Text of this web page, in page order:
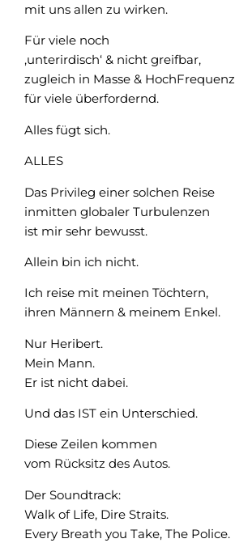
mit uns allen zu wirken.
Für viele noch
‚unterirdisch‘ & nicht greifbar,
zugleich in Masse & HochFrequenz
für viele überfordernd.
Alles fügt sich.
ALLES
Das Privileg einer solchen Reise
inmitten globaler Turbulenzen
ist mir sehr bewusst.
Allein bin ich nicht.
Ich reise mit meinen Töchtern,
ihren Männern & meinem Enkel.
Nur Heribert.
Mein Mann.
Er ist nicht dabei.
Und das IST ein Unterschied.
Diese Zeilen kommen
vom Rücksitz des Autos.
Der Soundtrack:
Walk of Life, Dire Straits.
Every Breath you Take, The Police.